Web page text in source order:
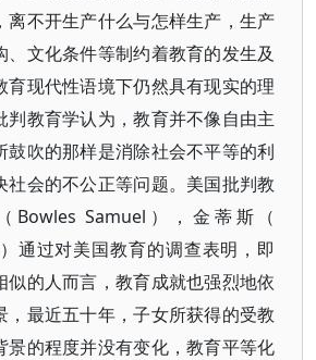
离不开生产什么与怎样生产，生产
、文化条件等制约着教育的发生及
育现代性语境下仍然具有现实的理
判教育学认为，教育并不像自由主
鼓吹的那样是消除社会不平等的利
社会的不公正等问题。美国批判教
Bowles Samuel），金蒂斯（
通过对美国教育的调查表明，即
似的人而言，教育成就也强烈地依
，最近五十年，子女所获得的受教
景的程度并没有变化，教育平等化